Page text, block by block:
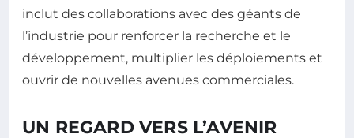
inclut des collaborations avec des géants de
l’industrie pour renforcer la recherche et le
développement, multiplier les déploiements et
ouvrir de nouvelles avenues commerciales.
UN REGARD VERS L’AVENIR